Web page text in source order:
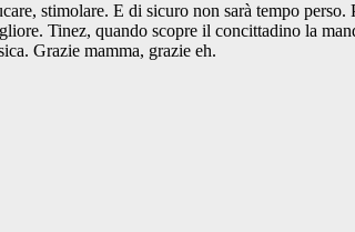
stimolare. E di sicuro non sarà tempo
Tinez, quando scopre il concittadino la
Grazie mamma, grazie eh.